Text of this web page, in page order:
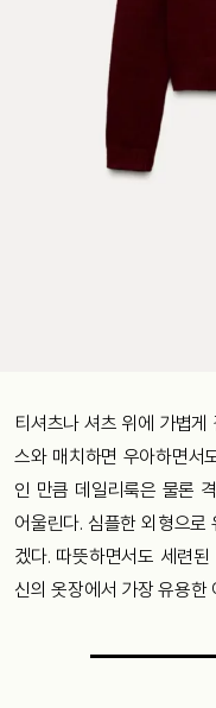
티셔츠나 셔츠 위에 가볍
스와 매치하면 우아하면서
인 만큼 데일리룩은 물론
어울린다. 심플한 외형으
겠다. 따뜻하면서도 세련
신의 옷장에서 가장 유용한